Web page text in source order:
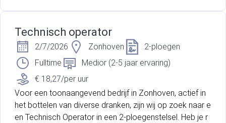
Technisch operator
2/7/2026 Zonhoven
2-ploegen
Fulltime
Medior (2-5 jaar ervaring)
€ 18,27/per uur
Voor een toonaangevend bedrijf in Zonhoven, actief in
het bottelen van diverse dranken, zijn wij op zoek naar e
en Technisch Operator in een 2-ploegenstelsel. Heb je r